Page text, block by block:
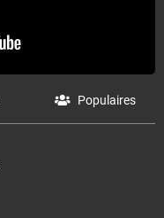
Populaires